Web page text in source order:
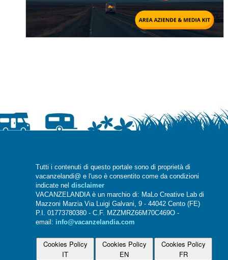
Tutti i contenuti di questo portale sono di proprietà di
vacanzelandi@ e l'uso è consentito come da condizioni
indicate nel disclaimer
VACANZELANDIA è un marchio di: MaLo Creative Lab di
Mazzoni Marzia Via Luigi Galvani, 9 - 44042 Cento (FE)
P.I. 01773780380 - C.F. MZZMRZ66M70C469O -
email: info@vacanzelandia.com
Cookies Policy
IT
Cookies Policy
EN
Cookies Policy
FR